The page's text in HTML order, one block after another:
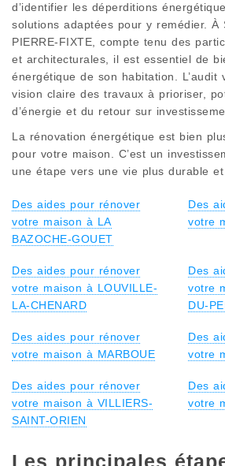
d’identifier les déperditions
solutions adaptées pour y remédier. À
PIERRE-FIXTE, compte tenu des
et architecturales, il est essentiel de
énergétique de son habitation. L’audit
vision claire des travaux à prioriser,
d’énergie et du retour sur
La rénovation énergétique est bien
pour votre maison. C’est un
une étape vers une vie plus durable et
Des aides pour rénover
votre maison à LA
BAZOCHE-GOUET
Des
votre
Des aides pour rénover
votre maison à LOUVILLE-
LA-CHENARD
Des
votre
DU-
Des aides pour rénover
votre maison à MARBOUE
Des
votre
Des aides pour rénover
votre maison à VILLIERS-
SAINT-ORIEN
Des
votre
Les principales